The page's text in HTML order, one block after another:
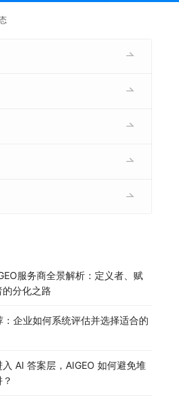
服务商全景解析：定义者、赋
分化之路
：企业如何系统评估并选择适合的
AI 答案层，AIGEO 如何避免堆